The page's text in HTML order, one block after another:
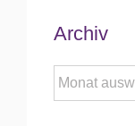
Archiv
Archiv